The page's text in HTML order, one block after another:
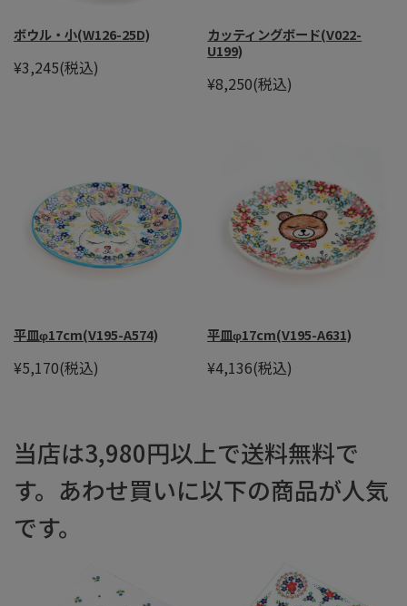
ボウル・小(W126-25D)
¥3,245(税込)
カッティングボード(V022-
U199)
¥8,250(税込)
平皿φ17cm(V195-A574)
¥5,170(税込)
平皿φ17cm(V195-A631)
¥4,136(税込)
当店は3,980円以上で送料無料で
す。あわせ買いに以下の商品が人気
です。